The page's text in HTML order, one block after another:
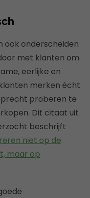
ook onderscheiden
met klanten om
eerlijke en
merken écht
proberen te
Dit citaat uit
beschrijft
niet op de
maar op